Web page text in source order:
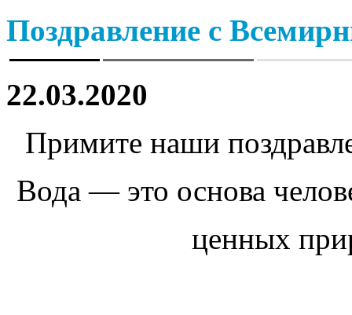
Поздравление с
22.03.2020
Примите наши
Вода — это основа
ценных